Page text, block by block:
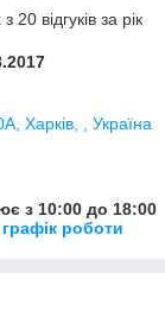
20 відгуків за рік
Харків, , Україна
з 10:00 до 18:00
роботи